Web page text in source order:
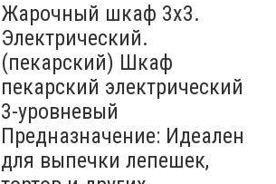
Жарочный шкаф 3х3.
Электрический.
(пекарский) Шкаф
пекарский электрический
3-уровневый
Предназначение: Идеален
для выпечки лепешек,